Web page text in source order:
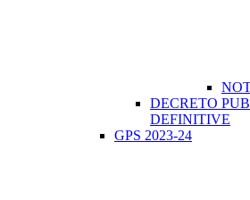
DECRETO
DEFINITIVE
GPS 2023-24